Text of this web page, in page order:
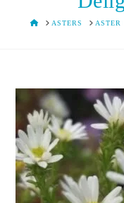
HOMEASTERS ASTER